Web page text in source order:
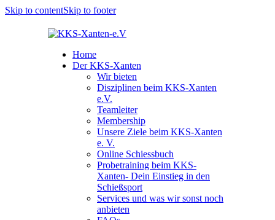
Skip to contentSkip to footer
Home
Der KKS-Xanten
Wir bieten
Disziplinen beim KKS-Xanten
e.V.
Teamleiter
Membership
Unsere Ziele beim KKS-Xanten
e. V.
Online Schiessbuch
Probetraining beim KKS-
Xanten- Dein Einstieg in den
Schießsport
Services und was wir sonst noch
anbieten